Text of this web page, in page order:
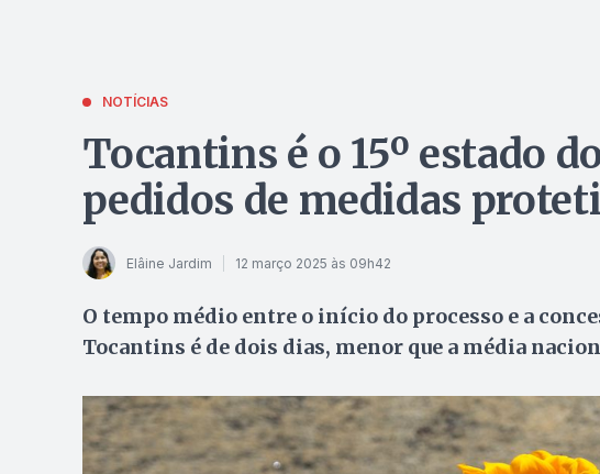
NOTÍCIAS
Tocantins é o 15º estado
pedidos de medidas
Elâine Jardim 12 março 2025 às 09h42
O tempo médio entre o início do processo e a
Tocantins é de dois dias, menor que a média